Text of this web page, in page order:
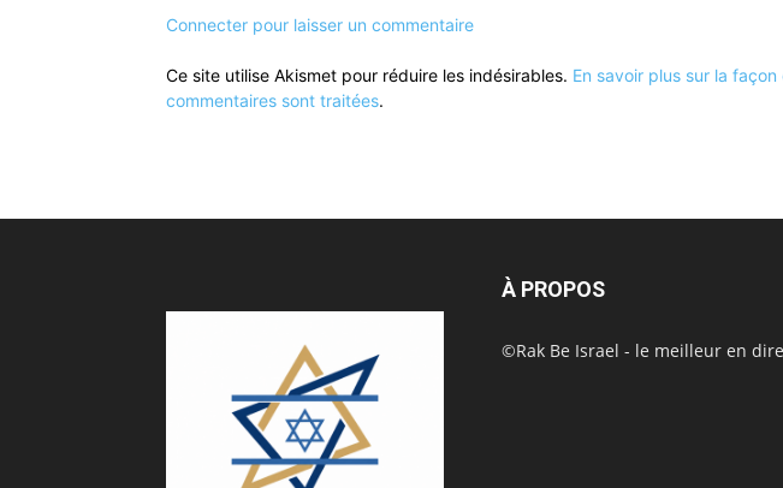
Connecter pour laisser un commentaire
Ce site utilise Akismet pour réduire les indésirables. En savoir plus sur la
commentaires sont traitées.
À PROPOS
©Rak Be Israel - le meilleur en